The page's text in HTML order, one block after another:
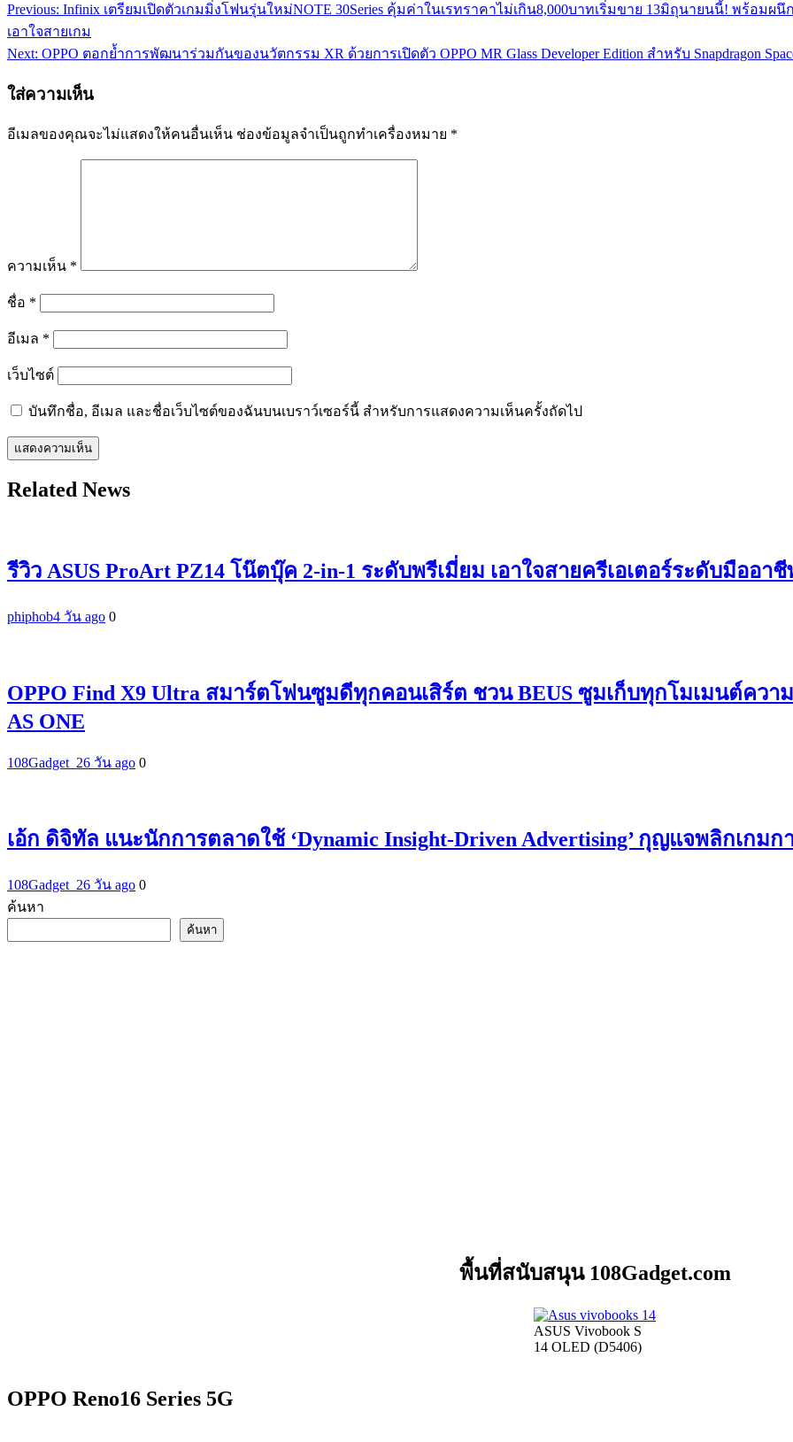
แนะแนว
เรื่อง
Previous: Infinix เตรียมเปิดตัวเกมมิ่งโฟนรุ่นใหม่NOTE 30Series คุ้มค่าในเรทราคาไม่เกิน8,000บาทเริ่มขาย 13มิถุนายนนี้! พร้อม
เอาใจสายเกม
Next: OPPO ตอกย้ำการพัฒนาร่วมกันของนวัตกรรม XR ด้วยการเปิดตัว OPPO MR Glass Developer Edition สำหรับ Snapdragon
ใส่ความเห็น
อีเมลของคุณจะไม่แสดงให้คนอื่นเห็น ช่องข้อมูลจำเป็นถูกทำเครื่องหมาย *
ความเห็น *
ชื่อ *
อีเมล *
เว็บไซต์
บันทึกชื่อ, อีเมล และชื่อเว็บไซต์ของฉันบนเบราว์เซอร์นี้ สำหรับการแสดงความเห็นครั้งถัดไป
Related News
รีวิว ASUS ProArt PZ14 โน๊ตบุ๊ค 2-in-1 ระดับพรีเมี่ยม เอาใจสายครีเอเตอร์ระดับมืออา
phiphob4 วัน ago 0
OPPO Find X9 Ultra สมาร์ตโฟนซูมดีทุกคอนเสิร์ต ชวน BEUS ซูมเก็บทุกโมเมนต์คว
AS ONE
108Gadget_26 วัน ago 0
เอ้ก ดิจิทัล แนะนักการตลาดใช้ ‘Dynamic Insight-Driven Advertising’ กุญแจพลิกเกมก
108Gadget_26 วัน ago 0
ค้นหา
ค้นหา
พื้นที่สนับสนุน 108Gadget.com
ASUS Vivobook S
14 OLED (D5406)
OPPO Reno16 Series 5G